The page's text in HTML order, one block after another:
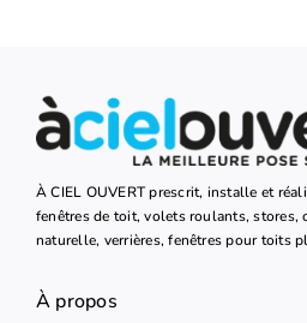
À CIEL OUVERT prescrit, installe et
fenêtres de toit, volets roulants, stores,
naturelle, verrières, fenêtres pour toits
À propos